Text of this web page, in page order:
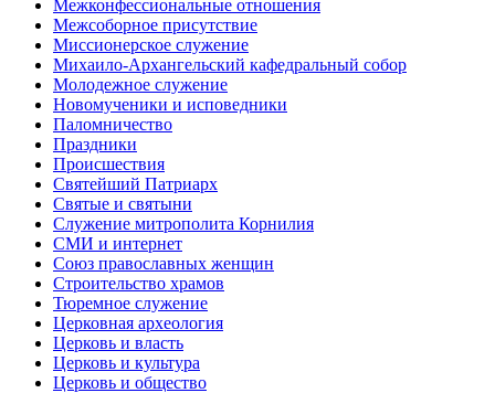
Межконфессиональные отношения
Межсоборное присутствие
Миссионерское служение
Михаило-Архангельский кафедральный собор
Молодежное служение
Новомученики и исповедники
Паломничество
Праздники
Происшествия
Святейший Патриарх
Святые и святыни
Служение митрополита Корнилия
СМИ и интернет
Союз православных женщин
Строительство храмов
Тюремное служение
Церковная археология
Церковь и власть
Церковь и культура
Церковь и общество